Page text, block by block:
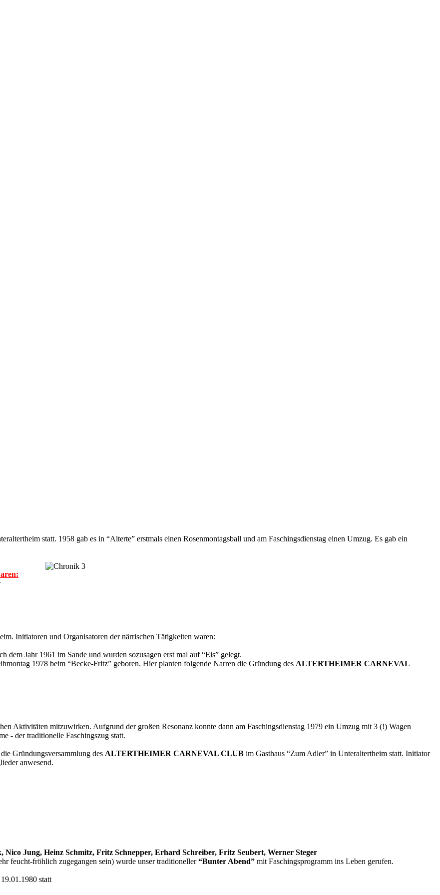
statt. 1958 gab es in “Alterte” erstmals einen Rosenmontagsball und am Faschingsdienstag einen Umzug. Es gab ein
Initiatoren und Organisatoren der närrischen Tätigkeiten waren:
dem Jahr 1961 im Sande und wurden sozusagen erst mal auf “Eis” gelegt.
1978 beim “Becke-Fritz” geboren. Hier planten folgende Narren die Gründung des ALTERTHEIMER CARNEVAL
Aktivitäten mitzuwirken. Aufgrund der großen Resonanz konnte dann am Faschingsdienstag 1979 ein Umzug mit 3 (!) Wagen
- der traditionelle Faschingszug statt.
Gründungsversammlung des ALTERTHEIMER CARNEVAL CLUB im Gasthaus “Zum Adler” in Unteraltertheim statt. Initiator
anwesend.
Nico Jung, Heinz Schmitz, Fritz Schnepper, Erhard Schreiber, Fritz Seubert, Werner Steger
feucht-fröhlich zugegangen sein) wurde unsertraditioneller“Bunter Abend” mit Faschingsprogramm ins Leben gerufen.
statt